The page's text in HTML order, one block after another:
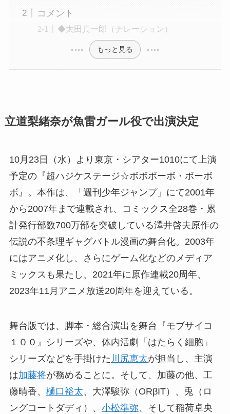
コメント
◆太田真一郎（ナレーション）
もっと見る
立道梨緒奈が魚雷ガール役で出演決定
10月23日（水）より東京・シアター1010にて上演
予定の『超ハジケステージ☆ボボボーボ・ボーボ
ボ』。本作は、「週刊少年ジャンプ」にて2001年
から2007年まで連載され、コミックス全28巻・累
計発行部数700万部を突破している澤井啓夫原作の
伝説の不条理ギャグバトル漫画の舞台化。2003年
にはアニメ化し、さらにゲーム化などのメディア
ミックスも果たし、2021年に原作連載20周年、
2023年11月アニメ放送20周年を迎えている。
舞台版では、脚本・総合演出を舞台『モブサイコ
１００』シリーズや、体内活劇「はたらく細胞」
シリーズなどを手掛けた 川尻恵太が担当し、主演
は加藤将が務めることに。そして、加藤の他、工
藤晴香、 樋口裕太、大澤駿弥（ORβIT）、兎（ロ
ングコートダディ）、 小松準弥、そして稲荷卓央